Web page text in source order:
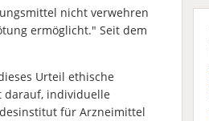
nicht verwehren
ermöglicht." Seit dem
Urteil ethische
darauf, individuelle
für Arzneimittel